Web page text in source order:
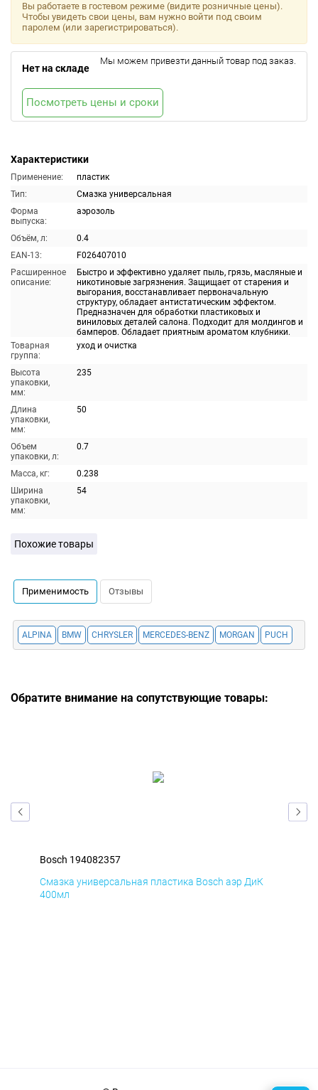
Характеристики
Применение:
пластик
Тип:
Смазка универсальная
Форма
выпуска:
аэрозоль
Объём, л:
0.4
EAN-13:
F026407010
Расширенное
описание:
Быстро и эффективно удаляет пыль, грязь, масляные и
никотиновые загрязнения. Защищает от старения и
выгорания, восстанавливает первоначальную
структуру, обладает антистатическим эффектом.
Предназначен для обработки пластиковых и
виниловых деталей салона. Подходит для молдингов и
бамперов. Обладает приятным ароматом клубники.
Товарная
группа:
уход и очистка
Высота
упаковки,
мм:
235
Длина
упаковки,
мм:
50
Объем
упаковки, л:
0.7
Масса, кг:
0.238
Ширина
упаковки,
мм:
54
Вы работаете в гостевом режиме (видите розничные цены).
Чтобы увидеть свои цены, вам нужно войти под своим
паролем (или зарегистрироваться).
Нет на складе
Мы можем привезти данный товар под заказ.
Посмотреть цены и сроки
Похожие товары
Применимость Отзывы
ALPINA BMW CHRYSLER MERCEDES-BENZ MORGAN PUCH
Обратите внимание на сопутствующие товары:
Bosch 194082357
Смазка универсальная пластика Bosch аэр ДиК
400мл